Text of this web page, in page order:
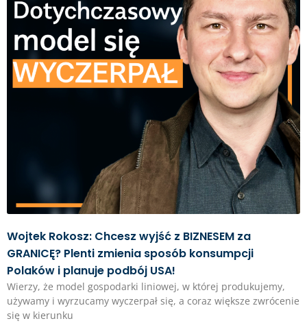
Wojtek Rokosz: Chcesz wyjść z BIZNESEM za
GRANICĘ? Plenti zmienia sposób konsumpcji
Polaków i planuje podbój USA!
Wierzy, że model gospodarki liniowej, w której produkujemy,
używamy i wyrzucamy wyczerpał się, a coraz większe zwrócenie
się w kierunku